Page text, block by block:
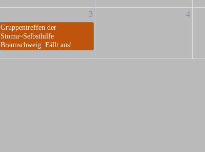
3
Gruppentreffen der
Stoma~Selbsthilfe
Braunschweig. Fällt aus!
4